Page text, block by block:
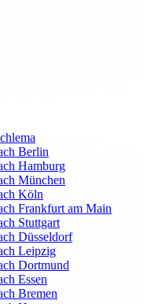
Berlin
Hamburg
München
Köln
Frankfurt am Main
Stuttgart
Düsseldorf
Leipzig
Dortmund
Essen
Bremen